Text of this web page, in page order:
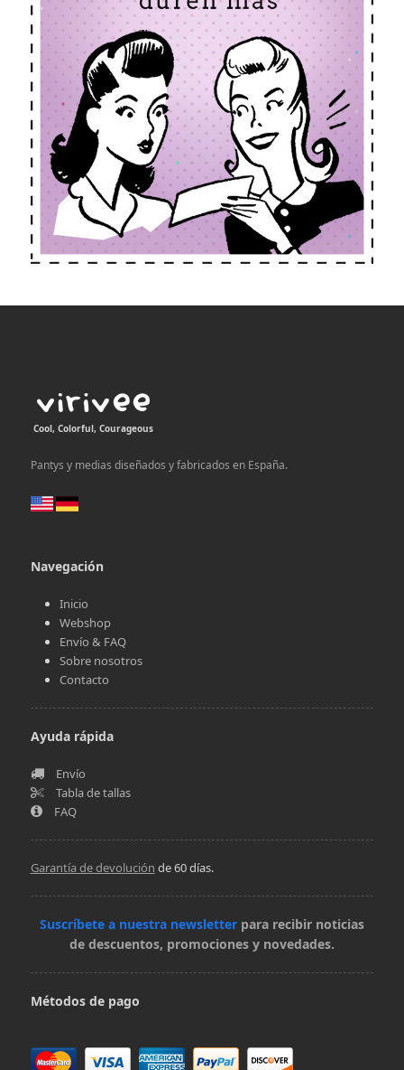
Cool, Colorful, Courageous
Pantys y medias diseñados y fabricados en España.
Navegación
Inicio
Webshop
Envío & FAQ
Sobre nosotros
Contacto
Ayuda rápida
Envío
Tabla de tallas
FAQ
Garantía de devolución de 60 días.
Suscríbete a nuestra newsletter para recibir noticias
de descuentos, promociones y novedades.
Métodos de pago